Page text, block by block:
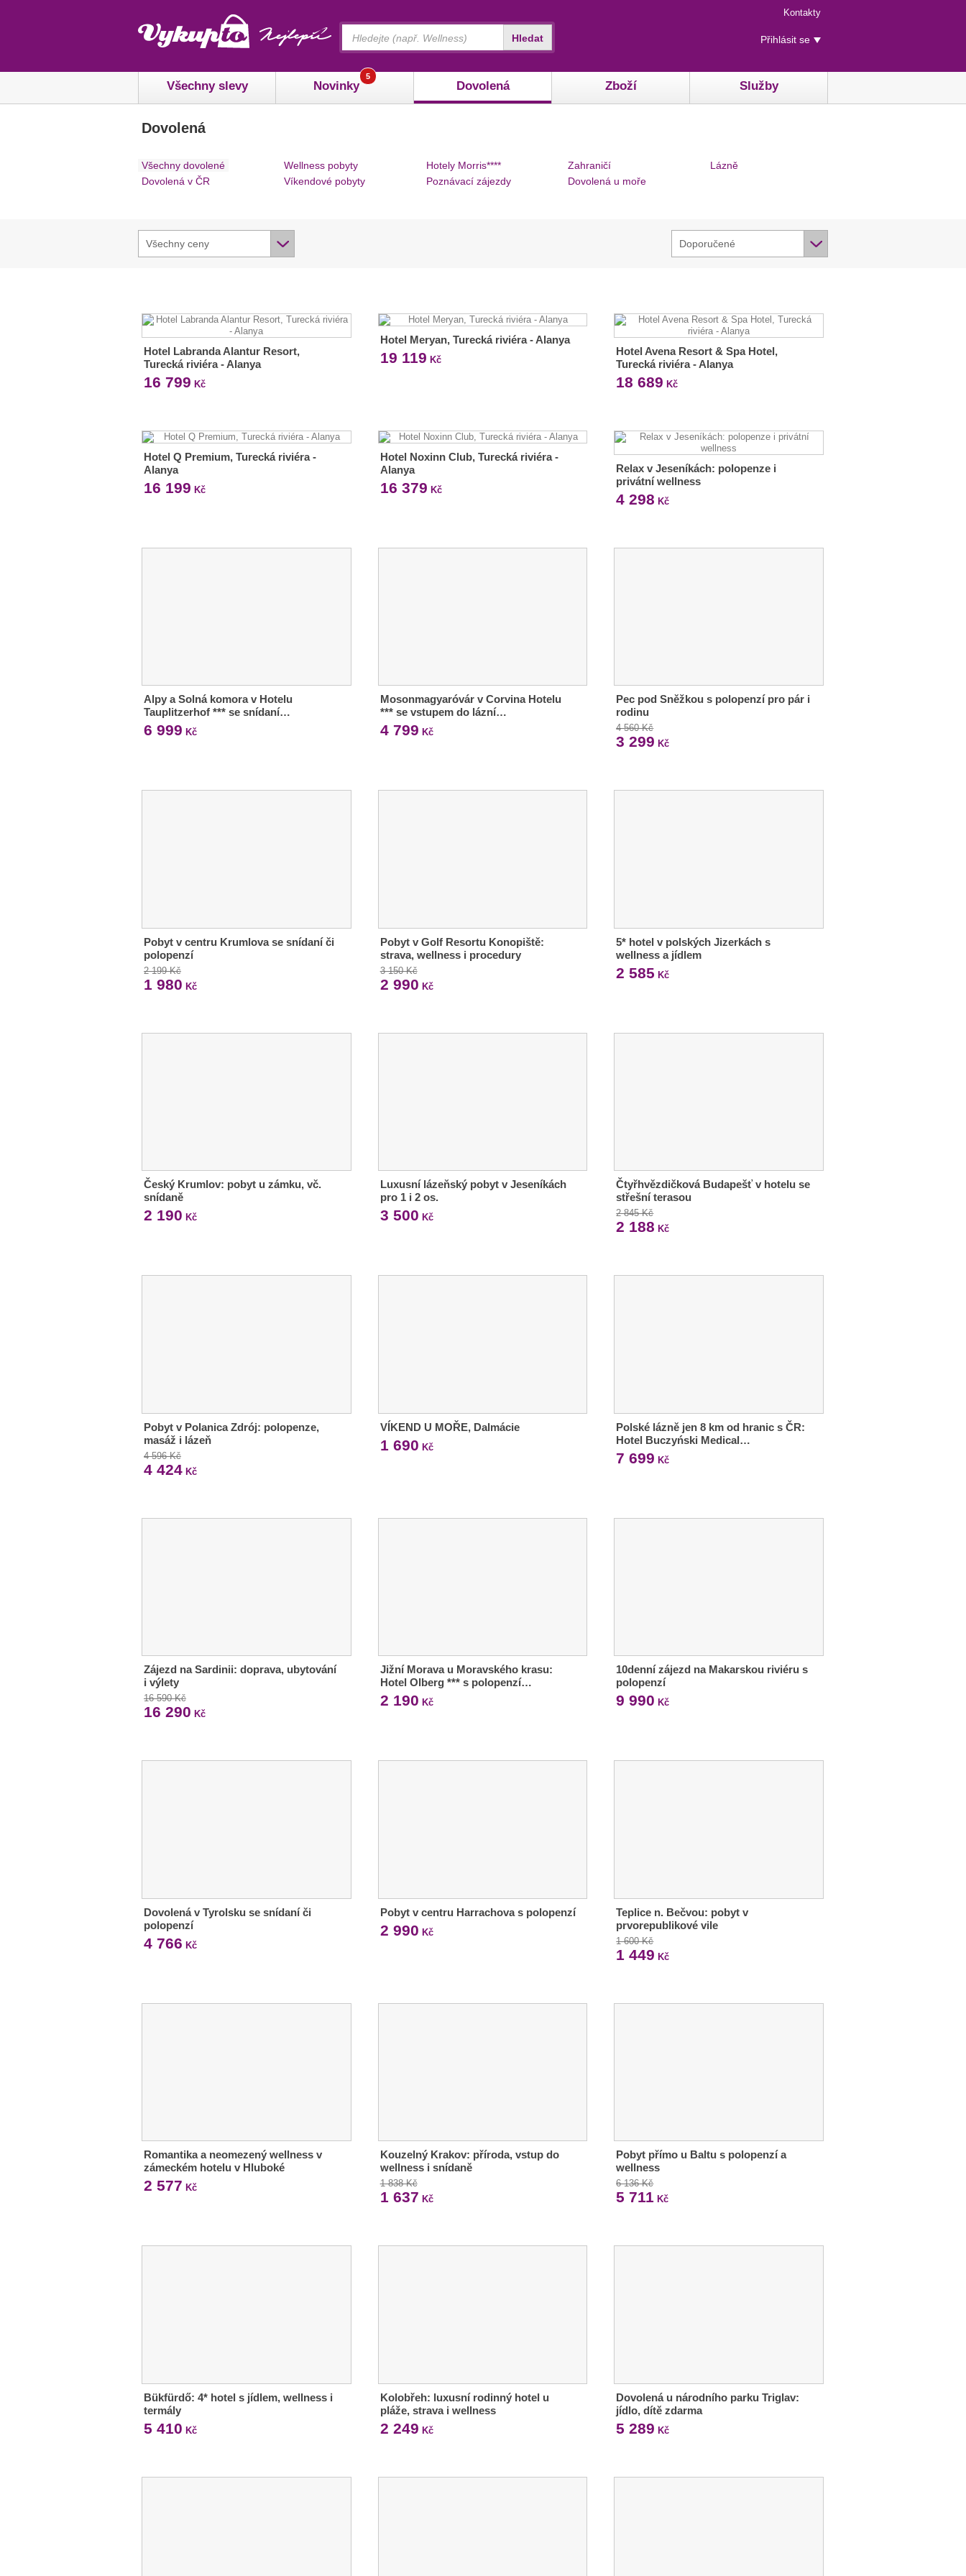
Menu
rychlého
přístupu
Kontakty
Uživatelské
menu
Přihlásit se
Všechny slevy Novinky
5
Dovolená Zboží Služby
Hledat
Dovolená
Všechny dovolené
Dovolená v ČR
Wellness pobyty
Víkendové pobyty
Hotely Morris****
Poznávací zájezdy
Zahraničí
Dovolená u moře
Lázně
Všechny ceny Doporučené
Hotel Labranda Alantur Resort,
Turecká riviéra - Alanya
16 799 Kč
Hotel Meryan, Turecká riviéra - Alanya
19 119 Kč
Hotel Avena Resort & Spa Hotel,
Turecká riviéra - Alanya
18 689 Kč
Hotel Q Premium, Turecká riviéra -
Alanya
16 199 Kč
Hotel Noxinn Club, Turecká riviéra -
Alanya
16 379 Kč
Relax v Jeseníkách: polopenze i
privátní wellness
4 298 Kč
Alpy a Solná komora v Hotelu
Tauplitzerhof *** se snídaní…
6 999 Kč
Mosonmagyaróvár v Corvina Hotelu
*** se vstupem do lázní…
4 799 Kč
Pec pod Sněžkou s polopenzí pro pár i
rodinu
4 560 Kč
3 299 Kč
Pobyt v centru Krumlova se snídaní či
polopenzí
2 199 Kč
1 980 Kč
Pobyt v Golf Resortu Konopiště:
strava, wellness i procedury
3 150 Kč
2 990 Kč
5* hotel v polských Jizerkách s
wellness a jídlem
2 585 Kč
Český Krumlov: pobyt u zámku, vč.
snídaně
2 190 Kč
Luxusní lázeňský pobyt v Jeseníkách
pro 1 i 2 os.
3 500 Kč
Čtyřhvězdičková Budapešť v hotelu se
střešní terasou
2 845 Kč
2 188 Kč
Pobyt v Polanica Zdrój: polopenze,
masáž i lázeň
4 596 Kč
4 424 Kč
VÍKEND U MOŘE, Dalmácie
1 690 Kč
Polské lázně jen 8 km od hranic s ČR:
Hotel Buczyński Medical…
7 699 Kč
Zájezd na Sardinii: doprava, ubytování
i výlety
16 590 Kč
16 290 Kč
Jižní Morava u Moravského krasu:
Hotel Olberg *** s polopenzí…
2 190 Kč
10denní zájezd na Makarskou riviéru s
polopenzí
9 990 Kč
Dovolená v Tyrolsku se snídaní či
polopenzí
4 766 Kč
Pobyt v centru Harrachova s polopenzí
2 990 Kč
Teplice n. Bečvou: pobyt v
prvorepublikové vile
1 600 Kč
1 449 Kč
Romantika a neomezený wellness v
zámeckém hotelu v Hluboké
2 577 Kč
Kouzelný Krakov: příroda, vstup do
wellness i snídaně
1 838 Kč
1 637 Kč
Pobyt přímo u Baltu s polopenzí a
wellness
6 136 Kč
5 711 Kč
Bükfürdő: 4* hotel s jídlem, wellness i
termály
5 410 Kč
Kolobřeh: luxusní rodinný hotel u
pláže, strava i wellness
2 249 Kč
Dovolená u národního parku Triglav:
jídlo, dítě zdarma
5 289 Kč